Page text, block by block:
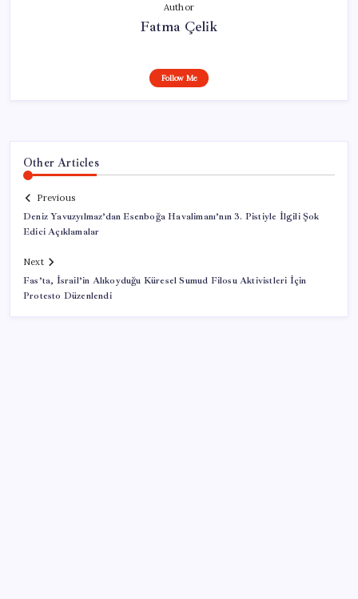
Author
Fatma Çelik
Follow Me
Other Articles
Previous
Deniz Yavuzyılmaz’dan Esenboğa Havalimanı’nın 3. Pistiyle İlgili Şok
Edici Açıklamalar
Next
Fas’ta, İsrail’in Alıkoyduğu Küresel Sumud Filosu Aktivistleri İçin
Protesto Düzenlendi